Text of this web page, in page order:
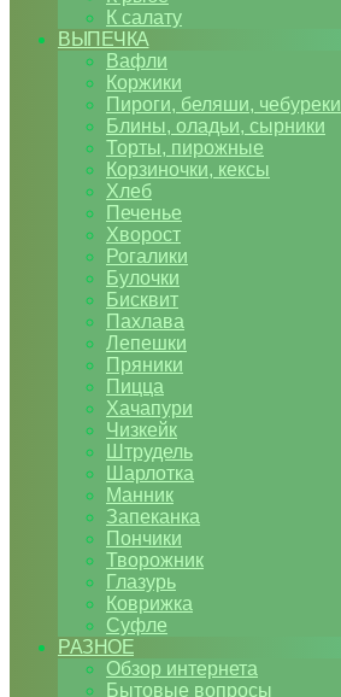
К салату
ВЫПЕЧКА
Вафли
Коржики
Пироги, беляши, чебуреки
Блины, оладьи, сырники
Торты, пирожные
Корзиночки, кексы
Хлеб
Печенье
Хворост
Рогалики
Булочки
Бисквит
Пахлава
Лепешки
Пряники
Пицца
Хачапури
Чизкейк
Штрудель
Шарлотка
Манник
Запеканка
Пончики
Творожник
Глазурь
Коврижка
Суфле
РАЗНОЕ
Обзор интернета
Бытовые вопросы